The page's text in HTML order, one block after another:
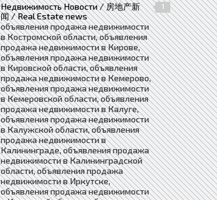
Недвижимость Новости / 房地产新
闻 / Real Estate news
1
объявления продажа недвижимости
в Костромской области, объявления
продажа недвижимости в Кирове,
объявления продажа недвижимости
в Кировской области, объявления
продажа недвижимости в Кемерово,
объявления продажа недвижимости
в Кемеровской области, объявления
продажа недвижимости в Калуге,
объявления продажа недвижимости
в Калужской области, объявления
продажа недвижимости в
Калининграде, объявления продажа
недвижимости в Калининградской
области, объявления продажа
недвижимости в Иркутске,
объявления продажа недвижимости